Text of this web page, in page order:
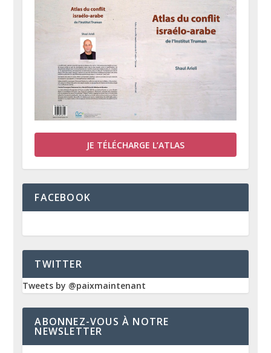
JE TÉLÉCHARGE L’ATLAS
FACEBOOK
TWITTER
Tweets by @paixmaintenant
ABONNEZ-VOUS À NOTRE
NEWSLETTER